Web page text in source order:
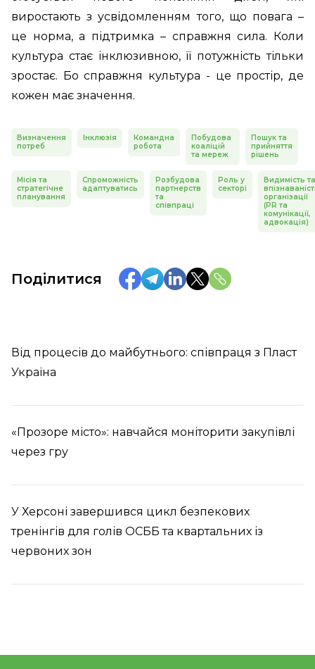
виростають з усвідомленням того, що повага –
це норма, а підтримка – справжня сила. Коли
культура стає інклюзивною, її потужність тільки
зростає. Бо справжня культура - це простір, де
кожен має значення.
Визначення
потреб
Інклюзія
Командна
робота
Побудова
коаліцій
та мереж
Пошук та
прийняття
рішень
Місія та
стратегічне
планування
Спроможність
адаптуватись
Розбудова
партнерств
та
співпраці
Роль у
секторі
Видимість та
організації
(PR та
комунікації,
адвокація)
Поділитися
Від процесів до майбутнього: співпраця з Пласт
Україна
«Прозоре місто»: навчайся моніторити закупівлі
через гру
У Херсоні завершився цикл безпекових
тренінгів для голів ОСББ та квартальних із
червоних зон